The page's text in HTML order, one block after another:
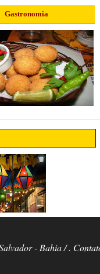
Gastronomia
- Bahia / .